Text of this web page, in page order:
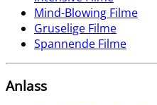
Mind-Blowing Filme
Gruselige Filme
Spannende Filme
Anlass